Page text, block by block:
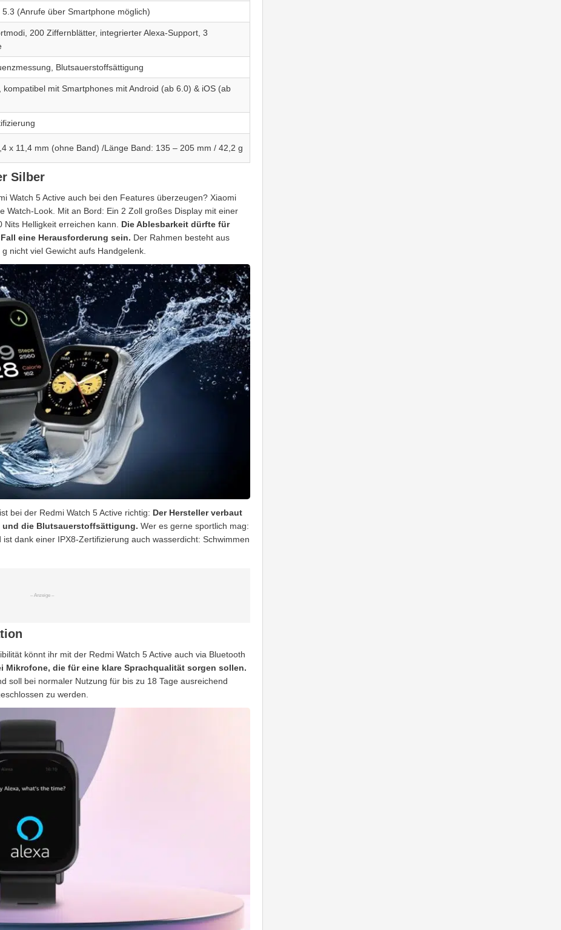
5.3 (Anrufe über Smartphone möglich)
200 Ziffernblätter, integrierter Alexa-Support, 3
Blutsauerstoffsättigung
kompatibel mit Smartphones mit Android (ab 6.0) & iOS (ab
x 11,4 mm (ohne Band) /Länge Band: 135 – 205 mm / 42,2 g
Silber
Watch 5 Active auch bei den Features überzeugen? Xiaomi
Watch-Look. Mit an Bord: Ein 2 Zoll großes Display mit einer
Helligkeit erreichen kann. Die Ablesbarkeit dürfte für
eine Herausforderung sein. Der Rahmen besteht aus
nicht viel Gewicht aufs Handgelenk.
bei der Redmi Watch 5 Active richtig: Der Hersteller verbaut
und die Blutsauerstoffsättigung. Wer es gerne sportlich mag:
dank einer IPX8-Zertifizierung auch wasserdicht: Schwimmen
könnt ihr mit der Redmi Watch 5 Active auch via Bluetooth
Mikrofone, die für eine klare Sprachqualität sorgen sollen.
soll bei normaler Nutzung für bis zu 18 Tage ausreichend
zu werden.